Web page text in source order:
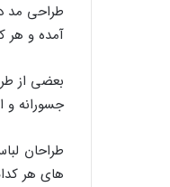
طراحی مد
آمده و هر
بعضی از
جسورانه و
طراحان
های هر